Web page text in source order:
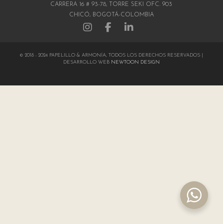
CARRERA 16 # 93-78, TORRE SEKI OFC. 903
CHICÓ, BOGOTÁ-COLOMBIA
© 2018 - 2024 PAPELILLO & ARMONÍA, TODOS LOS DERECHOS RESERVADOS |
DESARROLLO WEB NEWTOON DESIGN